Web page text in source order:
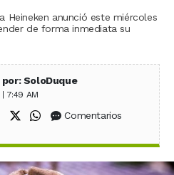
Heineken anunció este miércoles
de forma inmediata su
SoloDuque
7:49 AM
en Facebook
Compartir en X (Twitter)
Compartir en WhatsApp
Comentarios